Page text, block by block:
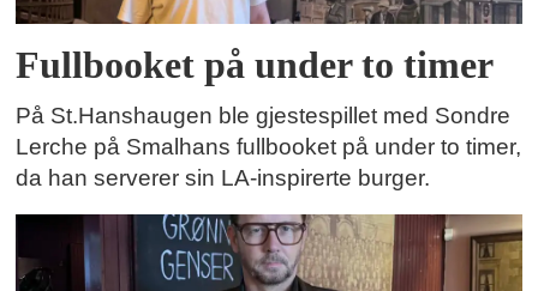
Fullbooket på under to timer
På St.Hanshaugen ble gjestespillet med Sondre
Lerche på Smalhans fullbooket på under to timer,
da han serverer sin LA-inspirerte burger.